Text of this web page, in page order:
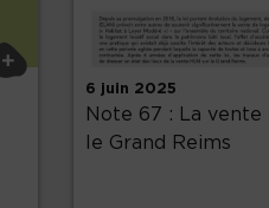
+
6 juin 2025
Note 67 : La vente
le Grand Reims